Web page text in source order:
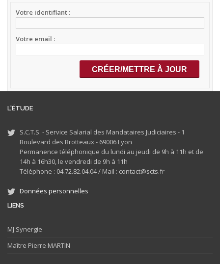
Votre identifiant
Votre email
L'ÉTUDE
S.C.T.S. - Service Salarial des Mandataires Judiciaires - 1
Boulevard des Brotteaux - 69006 Lyon
Permanence téléphonique du lundi au jeudi de 9h à 11h et de
14h à 16h30, le vendredi de 9h à 11h
Téléphone : 04.72.82.04.04 / Mail : contact@scts.fr
Données personnelles
LIENS
MJ Synergie
Maître Pierre MARTIN